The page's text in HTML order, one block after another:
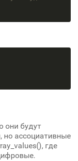
они будут
но ассоциативные
где